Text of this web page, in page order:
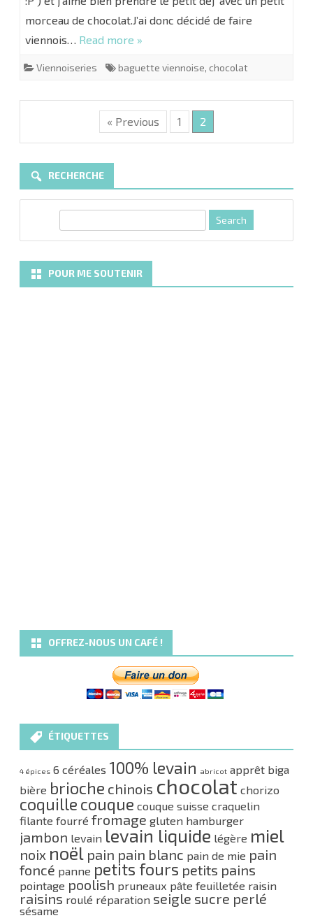
morceau de chocolat.J’ai donc décidé de faire
viennois… Read more »
Viennoiseries baguette viennoise, chocolat
« Previous 1 2
RECHERCHE
c
POUR ME SOUTENIR
OFFREZ-NOUS UN CAFÉ !
ÉTIQUETTES
4 épices 6 céréales 100% levain abricot apprêt biga
bière brioche chinois chocolat chorizo
coquille couque couque suisse craquelin
filante fourré fromage gluten hamburger
jambon levain levain liquide légère miel
noix noël pain pain blanc pain de mie pain
foncé panne petits fours petits pains
pointage poolish pruneaux pâte feuilletée raisin
raisins roulé réparation seigle sucre perlé
sésame